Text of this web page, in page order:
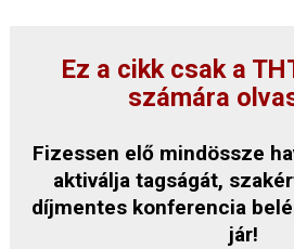
Ez a cikk csak a
számára
Fizessen elő mindössze
aktiválja tagságát,
díjmentes konferencia
jár!